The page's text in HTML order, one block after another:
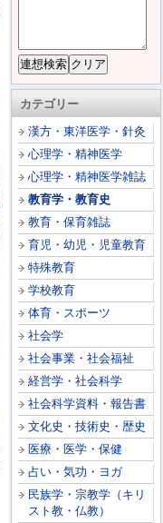
カテゴリー
漢方・東洋医学・針灸
心理学・精神医学
心理学・精神医学雑誌
教育学・教育史
教育・保育雑誌
育児・幼児・児童教育
特殊教育
学校教育
体育・スポーツ
社会学
社会事業・社会福祉
経営学・社会科学
社会科学資料・報告書
文化史・技術史・歴史
医療・医学・保健
占い・気功・ヨガ
民族学・宗教学（キリ
スト教・仏教）